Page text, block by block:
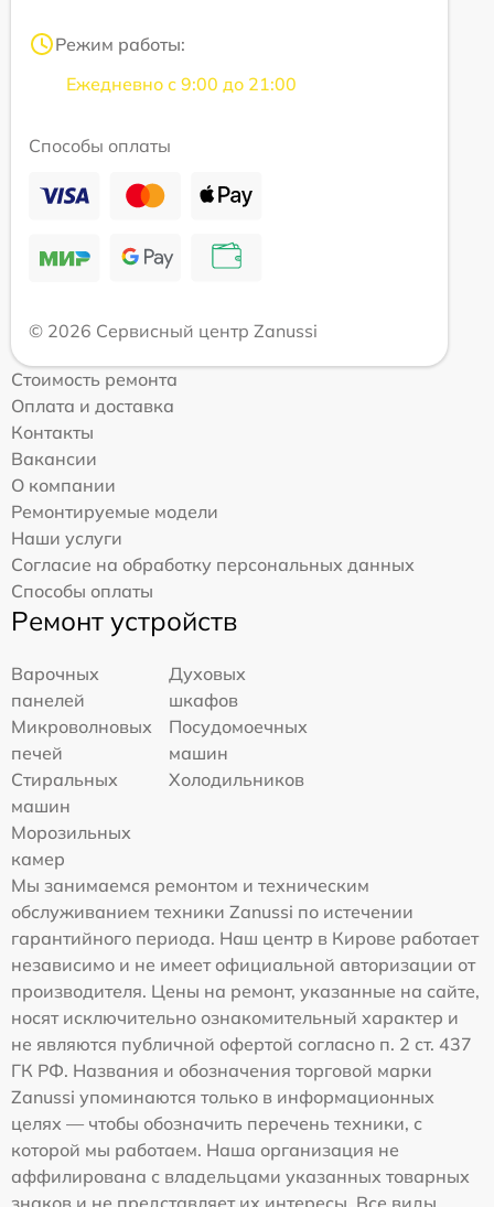
Режим работы:
Ежедневно с 9:00 до 21:00
Способы оплаты
© 2026 Сервисный центр Zanussi
Стоимость ремонта
Оплата и доставка
Контакты
Вакансии
О компании
Ремонтируемые модели
Наши услуги
Согласие на обработку персональных данных
Способы оплаты
Ремонт устройств
Варочных
панелей
Духовых
шкафов
Микроволновых
печей
Посудомоечных
машин
Стиральных
машин
Холодильников
Морозильных
камер
Мы занимаемся ремонтом и техническим
обслуживанием техники Zanussi по истечении
гарантийного периода. Наш центр в Кирове работает
независимо и не имеет официальной авторизации от
производителя. Цены на ремонт, указанные на сайте,
носят исключительно ознакомительный характер и
не являются публичной офертой согласно п. 2 ст. 437
ГК РФ. Названия и обозначения торговой марки
Zanussi упоминаются только в информационных
целях — чтобы обозначить перечень техники, с
которой мы работаем. Наша организация не
аффилирована с владельцами указанных товарных
знаков и не представляет их интересы. Все виды